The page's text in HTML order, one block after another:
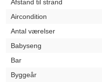
Afstand til strand
Aircondition
Antal værelser
Babyseng
Bar
Byggeår